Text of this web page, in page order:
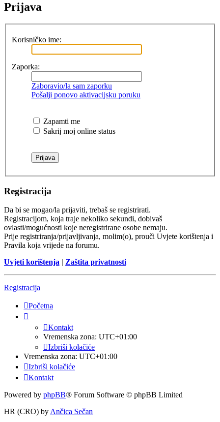
Prijava
Korisničko ime:
Zaporka:
Zaboravio/la sam zaporku
Pošalji ponovo aktivacijsku poruku
Zapamti me
Sakrij moj online status
Registracija
Da bi se mogao/la prijaviti, trebaš se registrirati.
Registracijom, koja traje nekoliko sekundi, dobivaš
ovlasti/mogućnosti koje neregistrirane osobe nemaju.
Prije registriranja/prijavljivanja, molim(o), prouči Uvjete korištenja i
Pravila koja vrijede na forumu.
Uvjeti korištenja | Zaštita privatnosti
Registracija
Početna
Kontakt
Vremenska zona: UTC+01:00
Izbriši kolačiće
Vremenska zona: UTC+01:00
Izbriši kolačiće
Kontakt
Powered by phpBB® Forum Software © phpBB Limited
HR (CRO) by Ančica Sečan